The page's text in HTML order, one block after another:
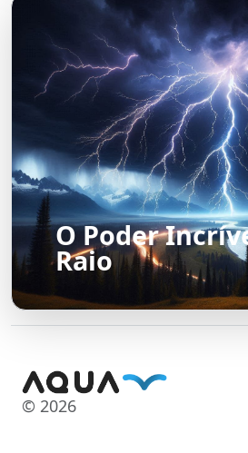
O Poder
Raio
© 2026